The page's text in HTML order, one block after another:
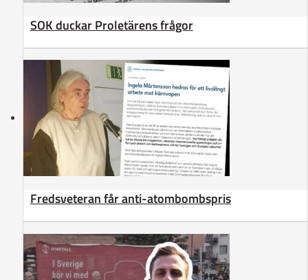
SOK duckar Proletärens frågor
Fredsveteran får anti-atombombspris